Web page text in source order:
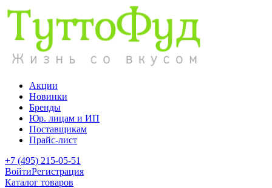
Акции
Новинки
Бренды
Юр. лицам и ИП
Поставщикам
Прайс-лист
+7 (495) 215-05-51
ВойтиРегистрация
Каталог товаров